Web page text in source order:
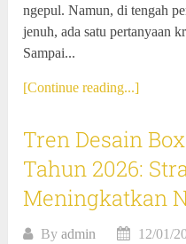
ngepul. Namun, di tengah
jenuh, ada satu pertanyaan
Sampai...
[Continue reading...]
Tren Desain
Tahun 2026:
Meningkatkan
Byadmin 12/01/